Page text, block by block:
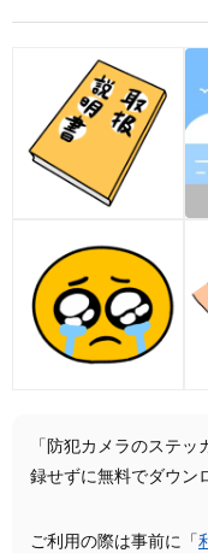
「防犯カメラのステ
録せずに無料でダウン
ご利用の際は事前に「